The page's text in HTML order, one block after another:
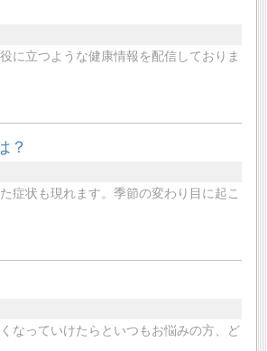
に立つような健康情報を配信しておりま
？
症状も現れます。季節の変わり目に起こ
なっていけたらといつもお悩みの方、ど